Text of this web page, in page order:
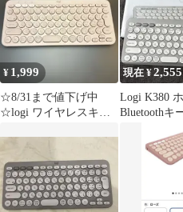
¥ 1,999
☆8/31まで値下げ中
☆logi ワイヤレスキー
K380
現在 ¥2,555
Logi K380
Bluetoothキ